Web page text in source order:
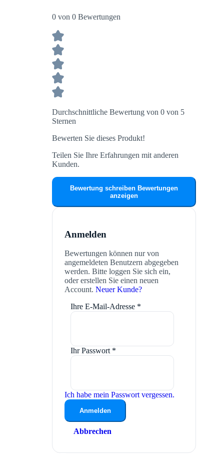
0 von 0 Bewertungen
Durchschnittliche Bewertung von 0 von 5
Sternen
Bewerten Sie dieses Produkt!
Teilen Sie Ihre Erfahrungen mit anderen
Kunden.
Bewertung schreiben Bewertungen
anzeigen
Anmelden
Bewertungen können nur von
angemeldeten Benutzern abgegeben
werden. Bitte loggen Sie sich ein,
oder erstellen Sie einen neuen
Account. Neuer Kunde?
Ihre E-Mail-Adresse *
Ihr Passwort *
Ich habe mein Passwort vergessen.
Anmelden
Abbrechen